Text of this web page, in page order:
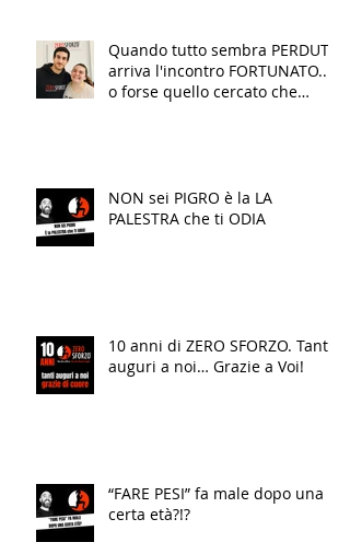
Quando tutto sembra PERDUTO
arriva l'incontro FORTUNATO...
o forse quello cercato che
NON sei PIGRO è la LA
PALESTRA che ti ODIA
10 anni di ZERO SFORZO. Tanti
auguri a noi… Grazie a Voi!
“FARE PESI” fa male dopo una
certa età?!?